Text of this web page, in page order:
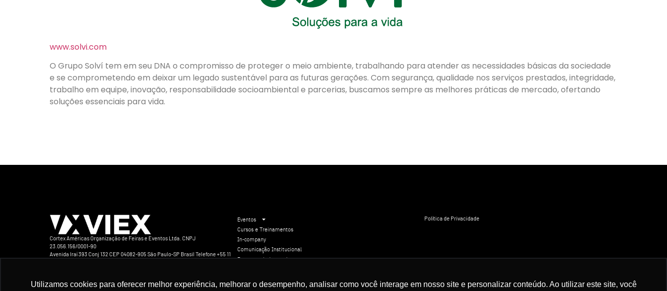
Utilizamos cookies para oferecer melhor experiência, melhorar o desempenho, analisar como você interage em nosso site e personalizar conteúdo. Ao utilizar este site, você
www.solvi.com
O Grupo Solví tem em seu DNA o compromisso de proteger o meio ambiente, trabalhando para atender as necessidades básicas da sociedade
e se comprometendo em deixar um legado sustentável para as futuras gerações. Com segurança, qualidade nos serviços prestados, integridade,
trabalho em equipe, inovação, responsabilidade socioambiental e parcerias, buscamos sempre as melhores práticas de mercado, ofertando
soluções essenciais para vida.
Cortex Américas Organização de Feiras e Eventos Ltda. CNPJ
23.056.156/0001-90
Avenida Iraí 393 Conj 132 CEP 04082-905 São Paulo-SP Brasil Telefone +55 11
Eventos
Cursos e Treinamentos
In-company
Comunicação Institucional
Eventos sob demanda
Seja um patrocinador
Política de Privacidade